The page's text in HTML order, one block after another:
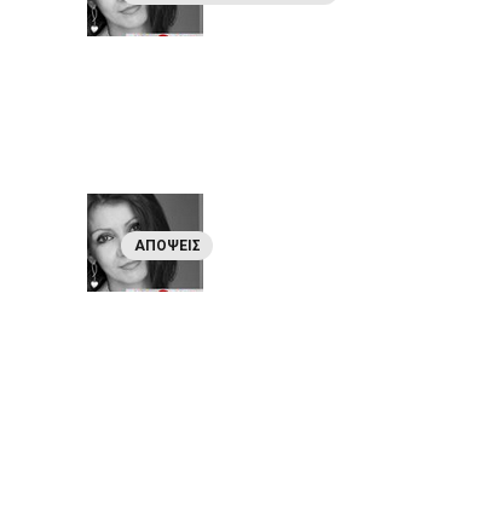
ΑΠΌΨΕΙΣ